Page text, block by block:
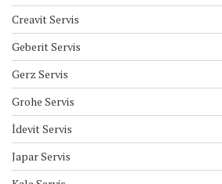
Creavit Servis
Geberit Servis
Gerz Servis
Grohe Servis
İdevit Servis
Japar Servis